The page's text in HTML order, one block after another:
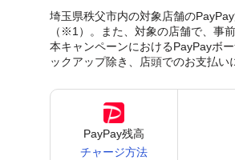
埼玉県秩父市内の対象店舗の
（※1）。また、対象の店舗で、事
本キャンペーンにおけるPayPayボ
ックアップ除き、店頭でのお支払い
PayPay残高
チャージ方法